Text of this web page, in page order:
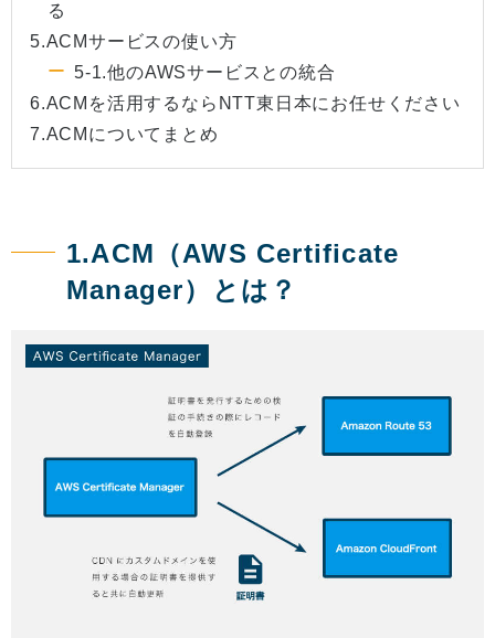
る
5.ACMサービスの使い方
5-1.他のAWSサービスとの統合
6.ACMを活用するならNTT東日本にお任せください
7.ACMについてまとめ
1.ACM（AWS Certificate
Manager）とは？